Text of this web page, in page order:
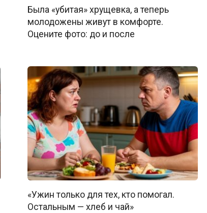
Была «убитая» хрущевка, а теперь
молодожены живут в комфорте.
Оцените фото: до и после
«Ужин только для тех, кто помогал.
Остальным — хлеб и чай»